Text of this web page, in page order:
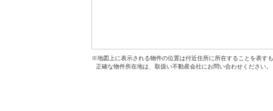
※地図上に表示される物件の位置は付近住所に所在することを表す
正確な物件所在地は、取扱い不動産会社にお問い合わせください。